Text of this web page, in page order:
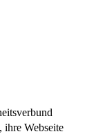
Webseite